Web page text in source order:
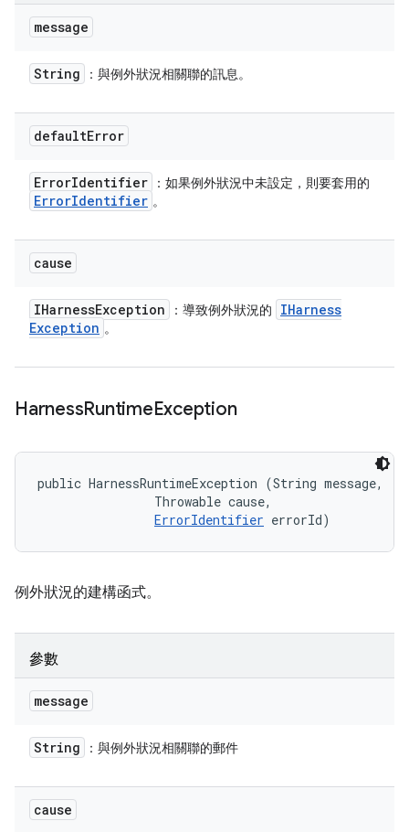
message
String ：與例外狀況相關聯的訊息。
defaultError
ErrorIdentifier ：如果例外狀況中未設定，則要套用的
ErrorIdentifier 。
cause
IHarnessException ：導致例外狀況的
IHarness
Exception 。
HarnessRuntimeException
public HarnessRuntimeException (String message,
                Throwable cause,
ErrorIdentifier errorId)
例外狀況的建構函式。
參數
message
String ：與例外狀況相關聯的郵件
cause